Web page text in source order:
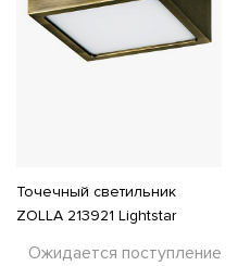
Точечный светильник
ZOLLA 213921 Lightstar
Ожидается поступление